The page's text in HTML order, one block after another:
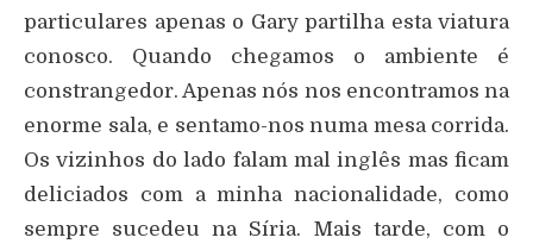
particulares apenas o Gary partilha esta viatura
conosco. Quando chegamos o ambiente é
constrangedor. Apenas nós nos encontramos na
enorme sala, e sentamo-nos numa mesa corrida.
Os vizinhos do lado falam mal inglês mas ficam
deliciados com a minha nacionalidade, como
sempre sucedeu na Síria. Mais tarde, com o